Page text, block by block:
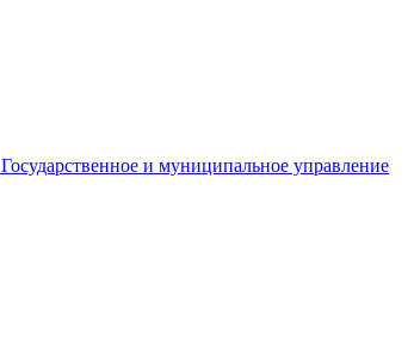
Государственное и муниципальное управление